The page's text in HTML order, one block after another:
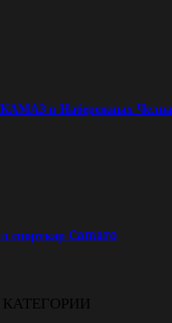
КАМАЗ в Набережных
спорткар Camaro